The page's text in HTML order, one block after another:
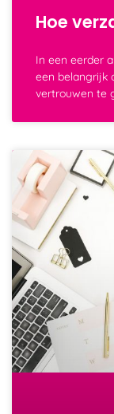
Hoe
In een eerder
een belangrijk
vertrouwen te